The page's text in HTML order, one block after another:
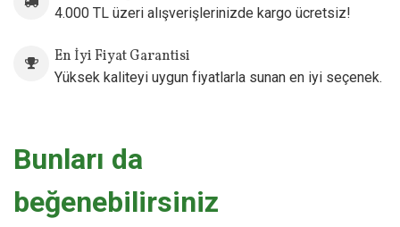
4.000 TL üzeri alışverişlerinizde kargo ücretsiz!
En İyi Fiyat Garantisi
Yüksek kaliteyi uygun fiyatlarla sunan en iyi seçenek.
Bunları da
beğenebilirsiniz